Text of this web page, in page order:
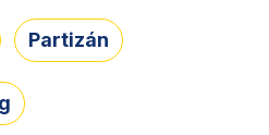
Partizán